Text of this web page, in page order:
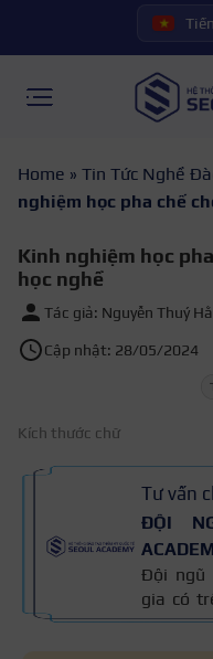
Home » Tin Tức Nghề
nghiệm học pha chế
Kinh nghiệm học
học nghề
Tác giả: Nguyễn Thuý
Cập nhật: 28/05/2024
Kích thước chữ
Tư vấn
ĐỘI
Đội ngũ
gia có
tạo